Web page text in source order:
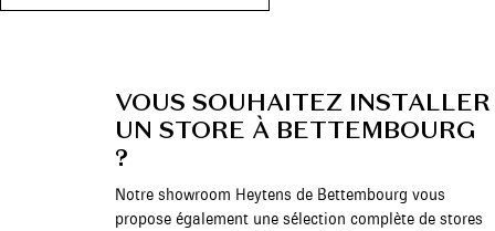
VOUS SOUHAITEZ INSTALLER
UN STORE À BETTEMBOURG
?
Notre showroom Heytens de Bettembourg vous
propose également une sélection complète de stores